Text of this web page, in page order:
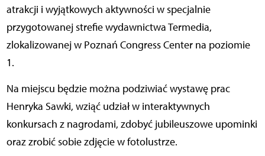
atrakcji i wyjątkowych aktywności w specjalnie
przygotowanej strefie wydawnictwa Termedia,
zlokalizowanej w Poznań Congress Center na poziomie
1.
Na miejscu będzie można podziwiać wystawę prac
Henryka Sawki, wziąć udział w interaktywnych
konkursach z nagrodami, zdobyć jubileuszowe upominki
oraz zrobić sobie zdjęcie w fotolustrze.